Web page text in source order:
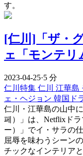
す。
[仁川]「ザ・
ェ「モンテリ
2023-04-25·5 分
仁川特集 仁川 江華島
ェ・ヘジョン 韓国ド
仁川・江華島の山中
페）」は、Netflixド
ー）」でイ・サラの
屈辱を味わうシーン
チックなインテリア